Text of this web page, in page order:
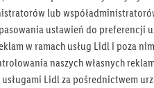
lub
ustawień do preferencji
w ramach usług Lidl i poza
naszych własnych
Lidl za pośrednictwem